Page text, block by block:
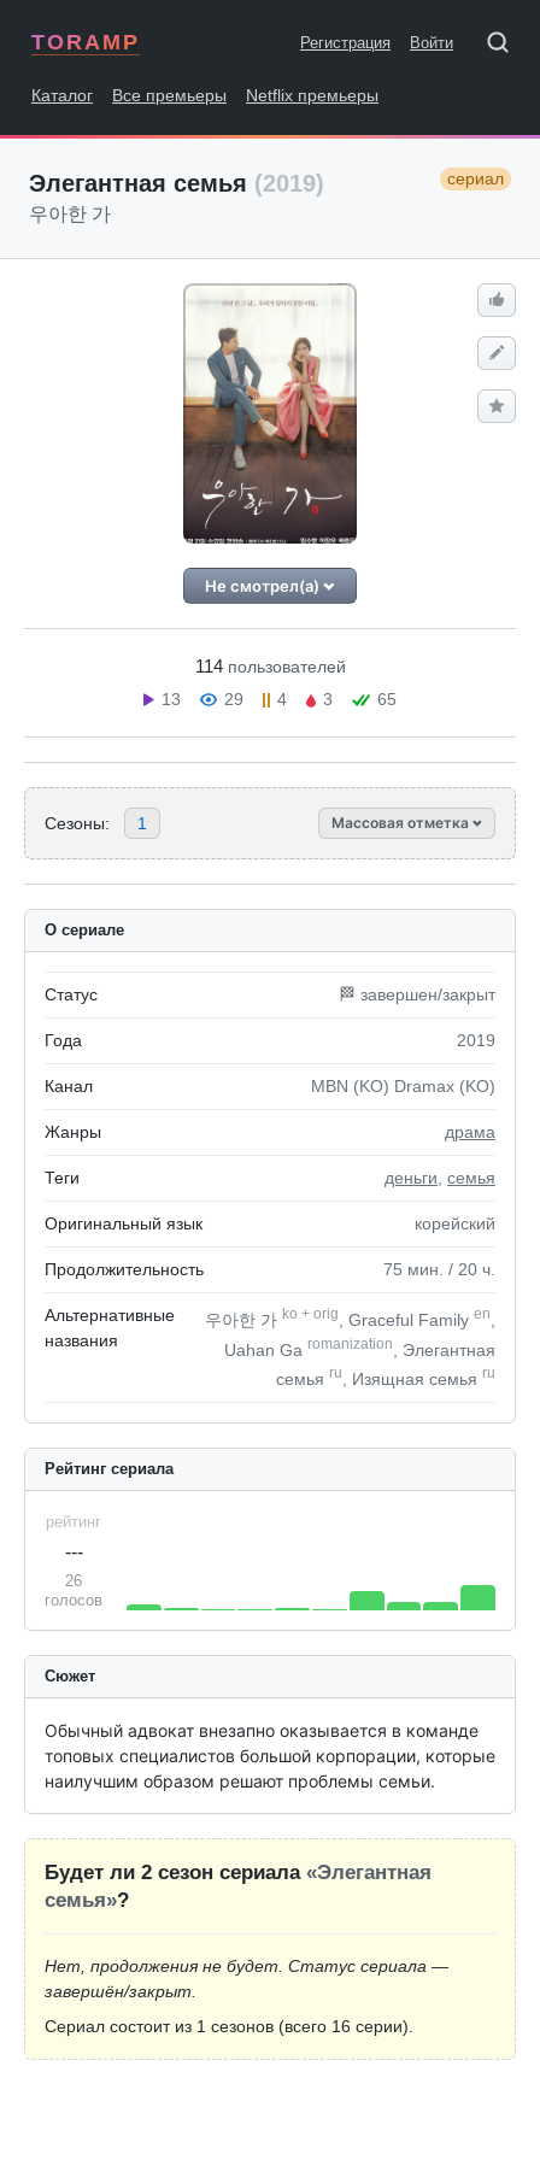
TORAMP Регистрация Войти
Каталог Все премьеры Netflix премьеры
Элегантная семья (2019) сериал
우아한 가
Не смотрел(а)
114 пользователей
13
29 4 3 65
Сезоны: 1 Массовая отметка
О сериале
Статус 🏁 завершен/закрыт
Года 2019
Канал MBN (KO) Dramax (KO)
Жанры драма
Теги деньги семья
Оригинальный язык корейский
Продолжительность 75 мин. / 20 ч.
Альтернативные
названия
우아한 가 ko + orig , Graceful Family en
Uahan Ga romanization
, Элегантная
семья ru , Изящная семья ru
Рейтинг сериала
рейтинг
---
26
голосов
Сюжет
Обычный адвокат внезапно оказывается в команде
топовых специалистов большой корпорации, которые
наилучшим образом решают проблемы семьи.
Будет ли 2 сезон сериала «Элегантная
семья»?
Нет, продолжения не будет. Статус сериала —
завершён/закрыт.
Сериал состоит из 1 сезонов (всего 16 серии).